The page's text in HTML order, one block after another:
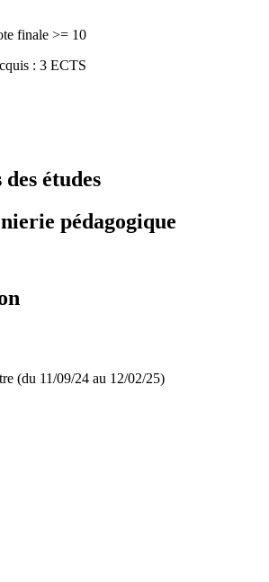
finale >= 10
: 3 ECTS
études
pédagogique
(du 11/09/24 au 12/02/25)